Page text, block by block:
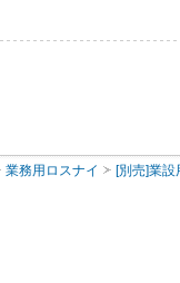
業務用ロスナイ [別売]業設